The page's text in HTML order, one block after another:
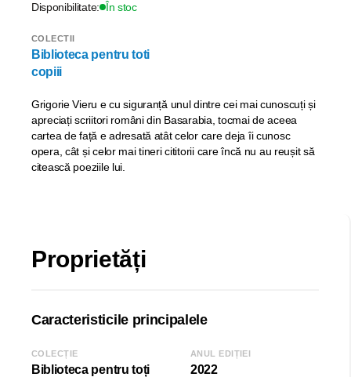
Disponibilitate: În stoc
COLECTII
Biblioteca pentru toti
copiii
Grigorie Vieru e cu siguranță unul dintre cei mai cunoscuți și
apreciați scriitori români din Basarabia, tocmai de aceea
cartea de față e adresată atât celor care deja îi cunosc
opera, cât și celor mai tineri cititorii care încă nu au reușit să
citească poeziile lui.
Proprietăți
Caracteristicile principalele
COLECȚIE
Biblioteca pentru toți
ANUL EDIȚIEI
2022